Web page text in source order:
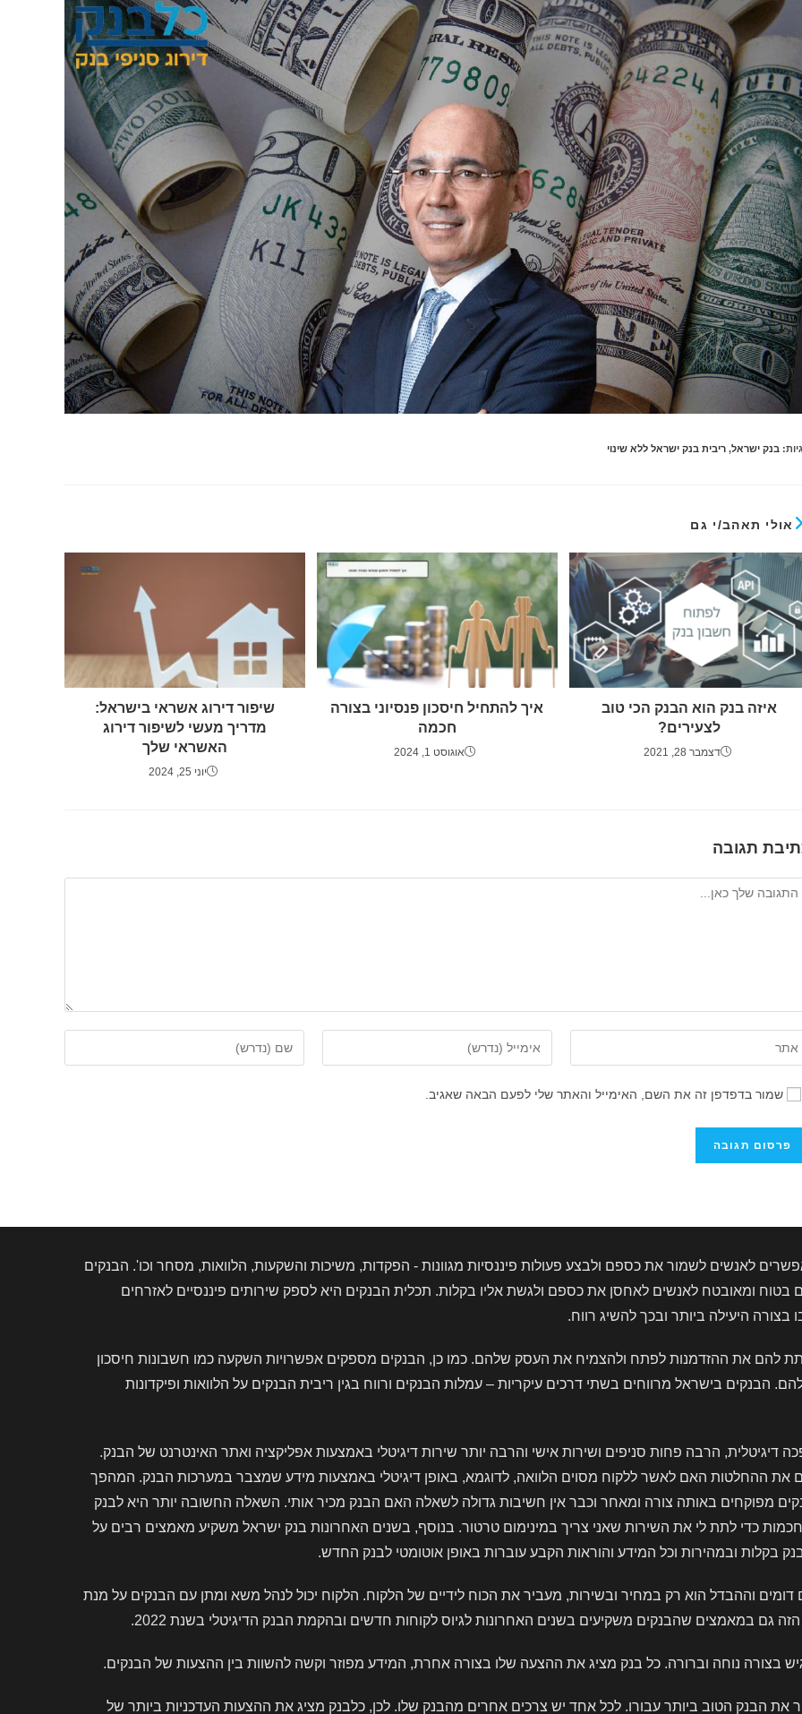
: בנק ישראל, ריבית בנק ישראל ללא שינוי
אולי תאהב/י גם
שיפור דירוג אשראי בישראל:
מדריך מעשי לשיפור דירוג
האשראי שלך
יוני 25, 2024
איך להתחיל חיסכון פנסיוני בצורה
חכמה
אוגוסט 1, 2024
איזה בנק הוא הבנק הכי טוב
לצעירים?
דצמבר 28, 2021
תגובה
את
את
שמור בדפדפן זה את השם, האימייל והאתר שלי לפעם הבאה שאגיב.
לאנשים לשמור את כספם ולבצע פעולות פיננסיות מגוונות - הפקדות, משיכות והשקעות, הלוואות, מסחר וכו'. הבנקים
ומאובטח לאנשים לאחסן את כספם ולגשת אליו בקלות. תכלית הבנקים היא לספק שירותים פיננסיים לאזרחים
היעילה ביותר ובכך להשיג רווח.
לתת להם את ההזדמנות לפתח ולהצמיח את העסק שלהם. כמו כן, הבנקים מספקים אפשרויות השקעה כמו חשבונות חיסכון
בישראל מרווחים בשתי דרכים עיקריות – עמלות הבנקים ורווח בגין ריבית הבנקים על הלוואות ופיקדונות
הרבה פחות סניפים ושירות אישי והרבה יותר שירות דיגיטלי באמצעות אפליקציה ואתר האינטרנט של הבנק.
את ההחלטות האם לאשר ללקוח מסוים הלוואה, לדוגמא, באופן דיגיטלי באמצעות מידע שמצבר במערכות הבנק. המהפך
מפוקחים באותה צורה ומאחר וכבר אין חשיבות גדולה לשאלה האם הבנק מכיר אותי. השאלה החשובה יותר היא לבנק
כדי לתת לי את השירות שאני צריך במינימום טרטור. בנוסף, בשנים האחרונות בנק ישראל משקיע מאמצים רבים על
בקלות ובמהירות וכל המידע והוראות הקבע עוברות באופן אוטומטי לבנק החדש.
וההבדל הוא רק במחיר ובשירות, מעביר את הכוח לידיים של הלקוח. הלקוח יכול לנהל משא ומתן עם הבנקים על מנת
גם במאמצים שהבנקים משקיעים בשנים האחרונות לגיוס לקוחות חדשים ובהקמת הבנק הדיגיטלי בשנת 2022.
בצורה נוחה וברורה. כל בנק מציג את ההצעה שלו בצורה אחרת, המידע מפוזר וקשה להשוות בין ההצעות של הבנקים.
את הבנק הטוב ביותר עבורו. לכל אחד יש צרכים אחרים מהבנק שלו. לכן, כלבנק מציג את ההצעות העדכניות ביותר של